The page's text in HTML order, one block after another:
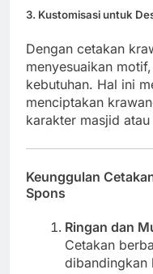
3. Kustomisasi untuk
Dengan cetakan
menyesuaikan
kebutuhan. Hal ini
menciptakan
karakter masjid
Keunggulan
Spons
Ringan dan
Cetakan
dibandingkan